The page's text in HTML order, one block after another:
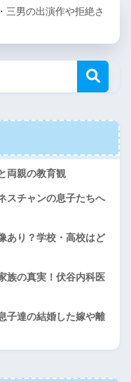
三男の出演作や拒絶さ
両親の教育観
スチャンの息子たちへ
あり？学校・高校はど
族の真実！伏谷内科医
子達の結婚した嫁や離